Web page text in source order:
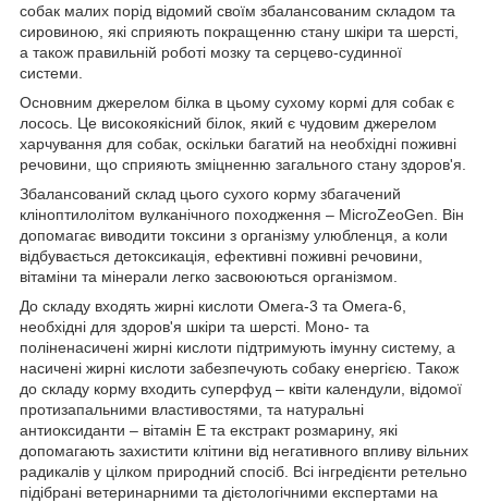
собак малих порід відомий своїм збалансованим складом та
сировиною, які сприяють покращенню стану шкіри та шерсті,
а також правильній роботі мозку та серцево-судинної
системи.
Основним джерелом білка в цьому сухому кормі для собак є
лосось. Це високоякісний білок, який є чудовим джерелом
харчування для собак, оскільки багатий на необхідні поживні
речовини, що сприяють зміцненню загального стану здоров'я.
Збалансований склад цього сухого корму збагачений
кліноптилолітом вулканічного походження – MicroZeoGen. Він
допомагає виводити токсини з організму улюбленця, а коли
відбувається детоксикація, ефективні поживні речовини,
вітаміни та мінерали легко засвоюються організмом.
До складу входять жирні кислоти Омега-3 та Омега-6,
необхідні для здоров'я шкіри та шерсті. Моно- та
поліненасичені жирні кислоти підтримують імунну систему, а
насичені жирні кислоти забезпечують собаку енергією. Також
до складу корму входить суперфуд – квіти календули, відомої
протизапальними властивостями, та натуральні
антиоксиданти – вітамін Е та екстракт розмарину, які
допомагають захистити клітини від негативного впливу вільних
радикалів у цілком природний спосіб. Всі інгредієнти ретельно
підібрані ветеринарними та дієтологічними експертами на